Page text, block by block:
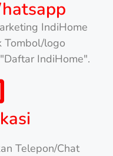
IndiHome
Tombol/logo
IndiHome".
Telepon/Chat